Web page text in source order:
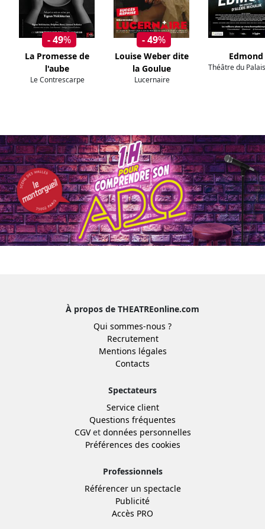
- 49%
La Promesse de
l'aube
Le Contrescarpe
- 49%
Louise Weber dite
la Goulue
Lucernaire
Edmond
Théâtre du
À propos de THEATREonline.com
Qui sommes-nous ?
Recrutement
Mentions légales
Contacts
Spectateurs
Service client
Questions fréquentes
CGVet données personnelles
Préférences des cookies
Professionnels
Référencer un spectacle
Publicité
Accès PRO